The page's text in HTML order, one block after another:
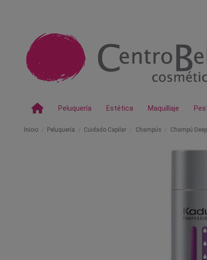
Peluquería Estética Maquillaje
Inicio Peluquería Cuidado Capilar Champús Champú